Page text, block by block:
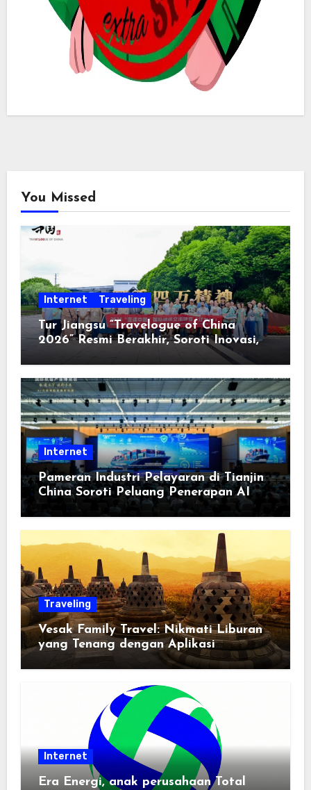
You Missed
Internet Traveling
Tur Jiangsu “Travelogue of China
2026” Resmi Berakhir, Soroti Inovasi,
Keterbukaan, dan Pembangunan
Berorientasi pada Masyarakat
Internet
Pameran Industri Pelayaran di Tianjin
China Soroti Peluang Penerapan AI
Traveling
Vesak Family Travel: Nikmati Liburan
yang Tenang dengan Aplikasi
Pemindai PDF
Internet
Era Energi, anak perusahaan Total